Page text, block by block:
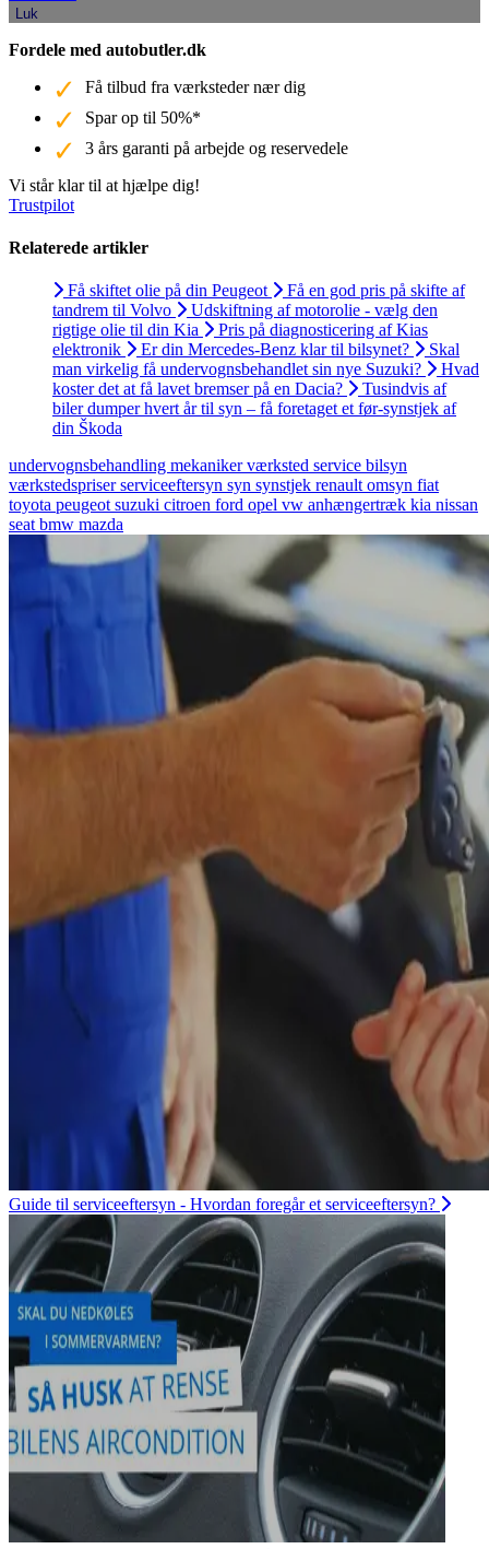
Luk
Fordele med autobutler.dk
Få tilbud fra værksteder nær dig
Spar op til 50%*
3 års garanti på arbejde og reservedele
Vi står klar til at hjælpe dig!
Trustpilot
Relaterede artikler
Få skiftet olie på din Peugeot
Få en god pris på skifte af
tandrem til Volvo
Udskiftning af motorolie - vælg den
rigtige olie til din Kia
Pris på diagnosticering af Kias
elektronik
Er din Mercedes-Benz klar til bilsynet?
Skal
man virkelig få undervognsbehandlet sin nye Suzuki?
Hvad
koster det at få lavet bremser på en Dacia?
Tusindvis af
biler dumper hvert år til syn – få foretaget et før-synstjek af
din Škoda
undervognsbehandling mekanikerværksted service bilsyn
værkstedspriserserviceeftersyn syn synstjek renaultomsyn fiat
toyota peugeotsuzuki citroen ford opel vw anhængertræk kia nissan
seatbmw mazda
Guide til serviceeftersyn - Hvordan foregår et serviceeftersyn?